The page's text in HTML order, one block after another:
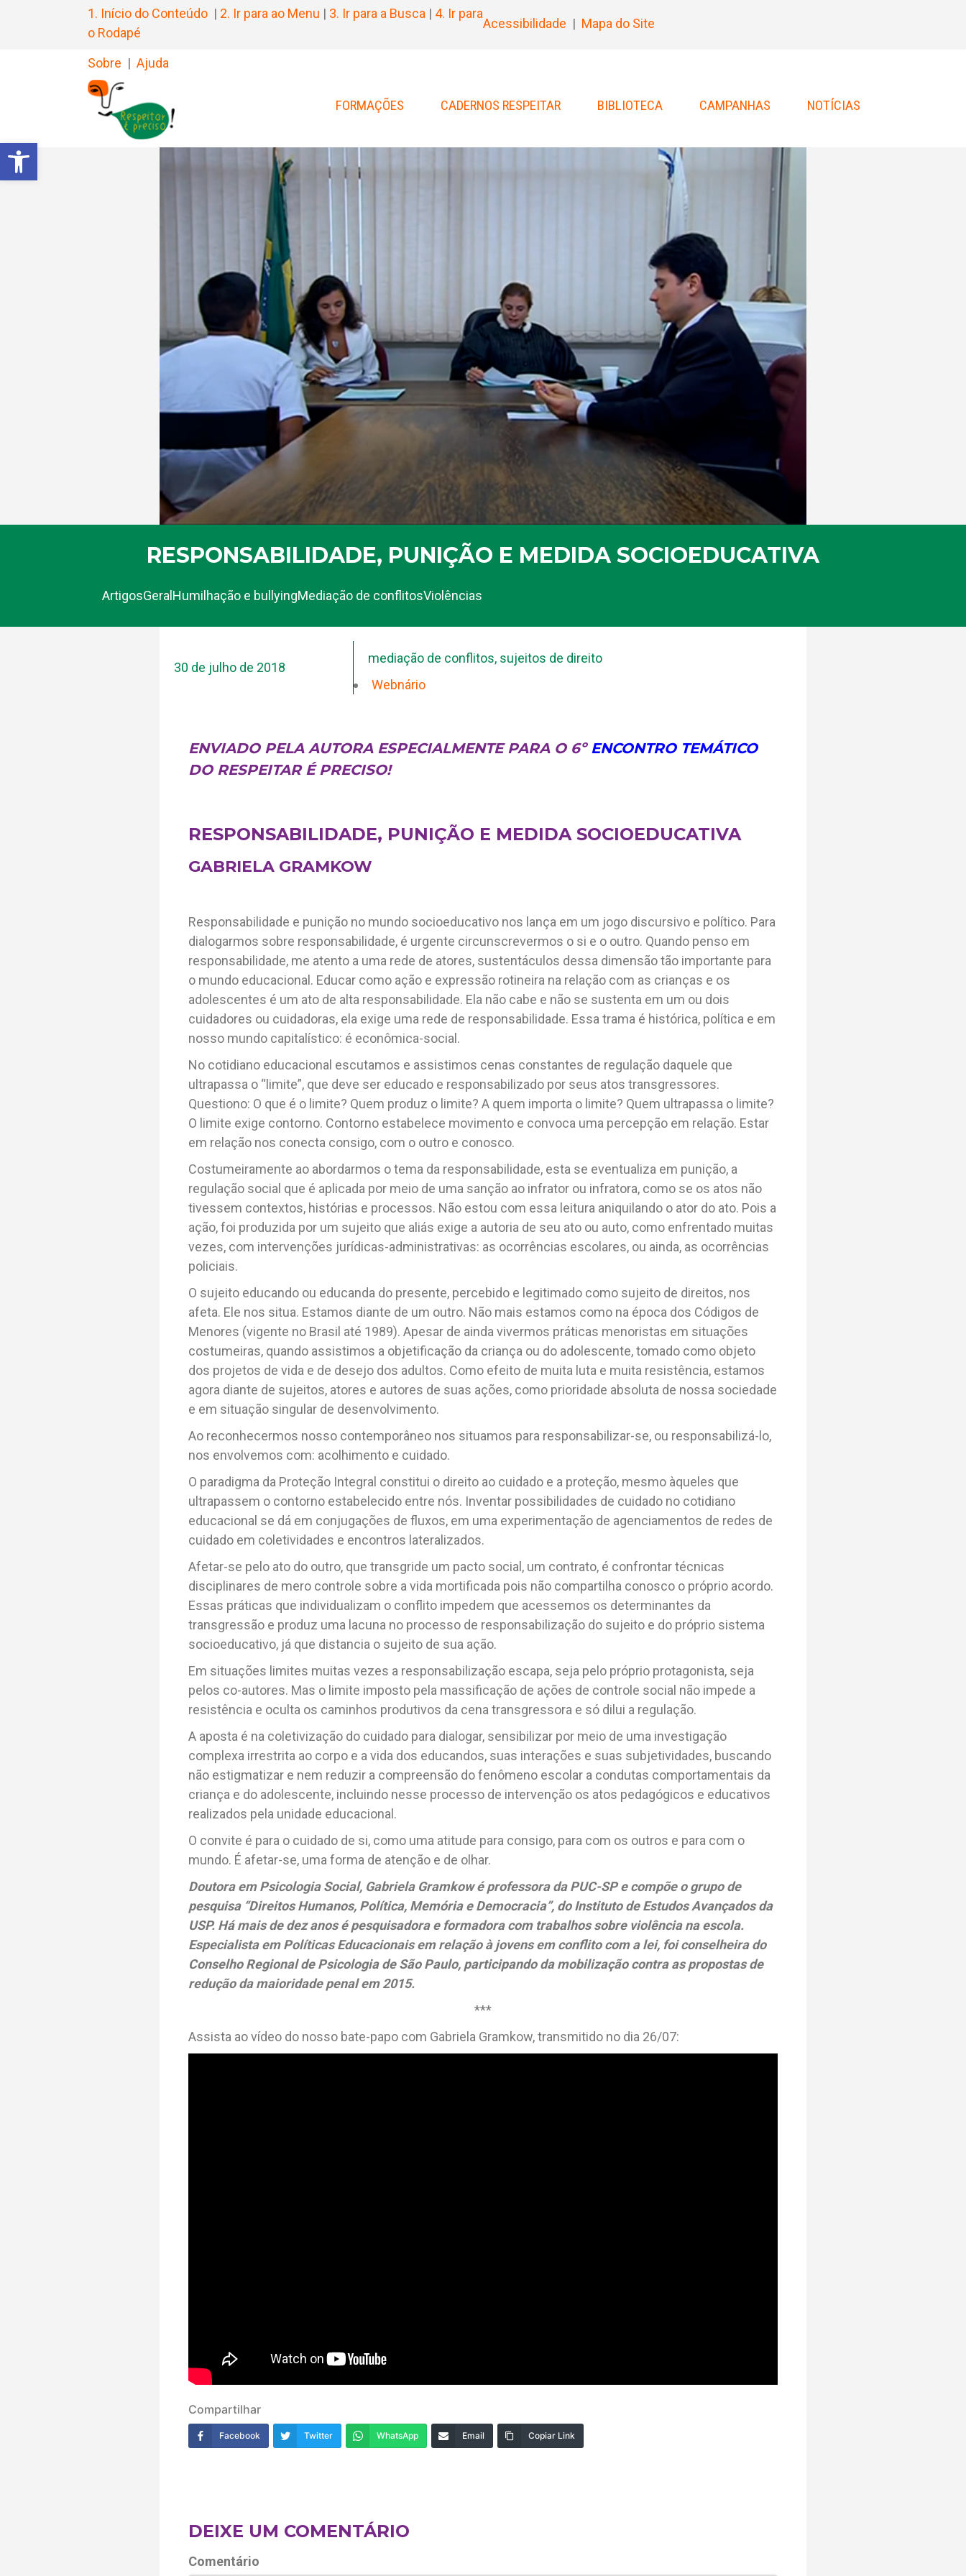
Barra de Ferramentas Aberta
1. Início do Conteúdo | 2. Ir para ao Menu | 3. Ir para a Busca | 4. Ir para
o Rodapé
Acessibilidade | Mapa do Site
Sobre | Ajuda
FORMAÇÕES CADERNOS RESPEITAR BIBLIOTECA CAMPANHAS NOTÍCIAS
RESPONSABILIDADE, PUNIÇÃO E MEDIDA SOCIOEDUCATIVA
ArtigosGeralHumilhação e bullyingMediação de conflitosViolências
30 de julho de 2018
mediação de conflitos, sujeitos de direito
Webnário
ENVIADO PELA AUTORA ESPECIALMENTE PARA O 6º ENCONTRO TEMÁTICO
DO RESPEITAR É PRECISO!
RESPONSABILIDADE, PUNIÇÃO E MEDIDA SOCIOEDUCATIVA
GABRIELA GRAMKOW
Responsabilidade e punição no mundo socioeducativo nos lança em um jogo discursivo e político. Para
dialogarmos sobre responsabilidade, é urgente circunscrevermos o si e o outro. Quando penso em
responsabilidade, me atento a uma rede de atores, sustentáculos dessa dimensão tão importante para
o mundo educacional. Educar como ação e expressão rotineira na relação com as crianças e os
adolescentes é um ato de alta responsabilidade. Ela não cabe e não se sustenta em um ou dois
cuidadores ou cuidadoras, ela exige uma rede de responsabilidade. Essa trama é histórica, política e em
nosso mundo capitalístico: é econômica-social.
No cotidiano educacional escutamos e assistimos cenas constantes de regulação daquele que
ultrapassa o “limite”, que deve ser educado e responsabilizado por seus atos transgressores.
Questiono: O que é o limite? Quem produz o limite? A quem importa o limite? Quem ultrapassa o limite?
O limite exige contorno. Contorno estabelece movimento e convoca uma percepção em relação. Estar
em relação nos conecta consigo, com o outro e conosco.
Costumeiramente ao abordarmos o tema da responsabilidade, esta se eventualiza em punição, a
regulação social que é aplicada por meio de uma sanção ao infrator ou infratora, como se os atos não
tivessem contextos, histórias e processos. Não estou com essa leitura aniquilando o ator do ato. Pois a
ação, foi produzida por um sujeito que aliás exige a autoria de seu ato ou auto, como enfrentado muitas
vezes, com intervenções jurídicas-administrativas: as ocorrências escolares, ou ainda, as ocorrências
policiais.
O sujeito educando ou educanda do presente, percebido e legitimado como sujeito de direitos, nos
afeta. Ele nos situa. Estamos diante de um outro. Não mais estamos como na época dos Códigos de
Menores (vigente no Brasil até 1989). Apesar de ainda vivermos práticas menoristas em situações
costumeiras, quando assistimos a objetificação da criança ou do adolescente, tomado como objeto
dos projetos de vida e de desejo dos adultos. Como efeito de muita luta e muita resistência, estamos
agora diante de sujeitos, atores e autores de suas ações, como prioridade absoluta de nossa sociedade
e em situação singular de desenvolvimento.
Ao reconhecermos nosso contemporâneo nos situamos para responsabilizar-se, ou responsabilizá-lo,
nos envolvemos com: acolhimento e cuidado.
O paradigma da Proteção Integral constitui o direito ao cuidado e a proteção, mesmo àqueles que
ultrapassem o contorno estabelecido entre nós. Inventar possibilidades de cuidado no cotidiano
educacional se dá em conjugações de fluxos, em uma experimentação de agenciamentos de redes de
cuidado em coletividades e encontros lateralizados.
Afetar-se pelo ato do outro, que transgride um pacto social, um contrato, é confrontar técnicas
disciplinares de mero controle sobre a vida mortificada pois não compartilha conosco o próprio acordo.
Essas práticas que individualizam o conflito impedem que acessemos os determinantes da
transgressão e produz uma lacuna no processo de responsabilização do sujeito e do próprio sistema
socioeducativo, já que distancia o sujeito de sua ação.
Em situações limites muitas vezes a responsabilização escapa, seja pelo próprio protagonista, seja
pelos co-autores. Mas o limite imposto pela massificação de ações de controle social não impede a
resistência e oculta os caminhos produtivos da cena transgressora e só dilui a regulação.
A aposta é na coletivização do cuidado para dialogar, sensibilizar por meio de uma investigação
complexa irrestrita ao corpo e a vida dos educandos, suas interações e suas subjetividades, buscando
não estigmatizar e nem reduzir a compreensão do fenômeno escolar a condutas comportamentais da
criança e do adolescente, incluindo nesse processo de intervenção os atos pedagógicos e educativos
realizados pela unidade educacional.
O convite é para o cuidado de si, como uma atitude para consigo, para com os outros e para com o
mundo. É afetar-se, uma forma de atenção e de olhar.
Doutora em Psicologia Social, Gabriela Gramkow é professora da PUC-SP e compõe o grupo de
pesquisa “Direitos Humanos, Política, Memória e Democracia”, do Instituto de Estudos Avançados da
USP. Há mais de dez anos é pesquisadora e formadora com trabalhos sobre violência na escola.
Especialista em Políticas Educacionais em relação à jovens em conflito com a lei, foi conselheira do
Conselho Regional de Psicologia de São Paulo, participando da mobilização contra as propostas de
redução da maioridade penal em 2015.
***
Assista ao vídeo do nosso bate-papo com Gabriela Gramkow, transmitido no dia 26/07:
Compartilhar
Facebook Twitter WhatsApp Email Copiar Link
DEIXE UM COMENTÁRIO
Comentário